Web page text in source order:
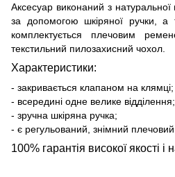
Аксесуар виконаний з
за допомогою шкіряної ручки, а
комплектується плечовим
текстильний пилозахисний чохол.
Характеристики:
- закривається клапаном на клямці;
- всередині одне велике відділення;
- зручна шкіряна ручка;
- є регульований, знімний плечовий
100% гарантія високої якості і